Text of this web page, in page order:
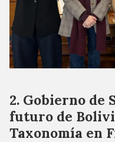
Gobierno de
futuro de
Taxonomía en